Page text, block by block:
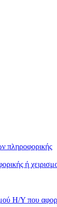
πληροφορικής
ή
Η/Υ που